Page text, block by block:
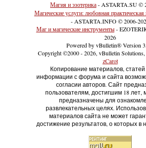
Магия и эзотерика- ASTARTA.SU ©
Магические услуги: любовная
- ASTARTA.INFO © 2006-
Маг и магические инструменты-
2026
Powered by vBulletin® Version
Copyright ©2000 - 2026, vBulletin
zCarot
Копирование материалов, статей
информации с форума и сайта
согласии авторов. Сайт
пользователям, достигшим 18 лет,
предназначены для
развлекательных целях.
материалов сайта не может
достижение результатов, о которых в